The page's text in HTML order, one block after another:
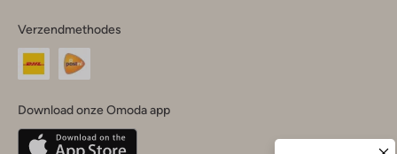
je
land
Nederland
Belgique(Français)
Verzendmethodes
Download onze Omoda app